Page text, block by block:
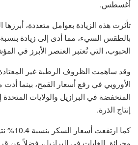
أغسطس.
تأثرت هذه الزيادة بعوامل متعددة،
الحبوب، التي تُعتبر العنصر الأبرز في
وقد ساهمت الظروف الرطبة غير المعتادة
الأوروبي في رفع أسعار القمح، بينما أدت
المنخفضة في البرازيل والولايات
إنتاج الذرة.
كما
وحرائق الغابات في البرازيل، فضلاً عن